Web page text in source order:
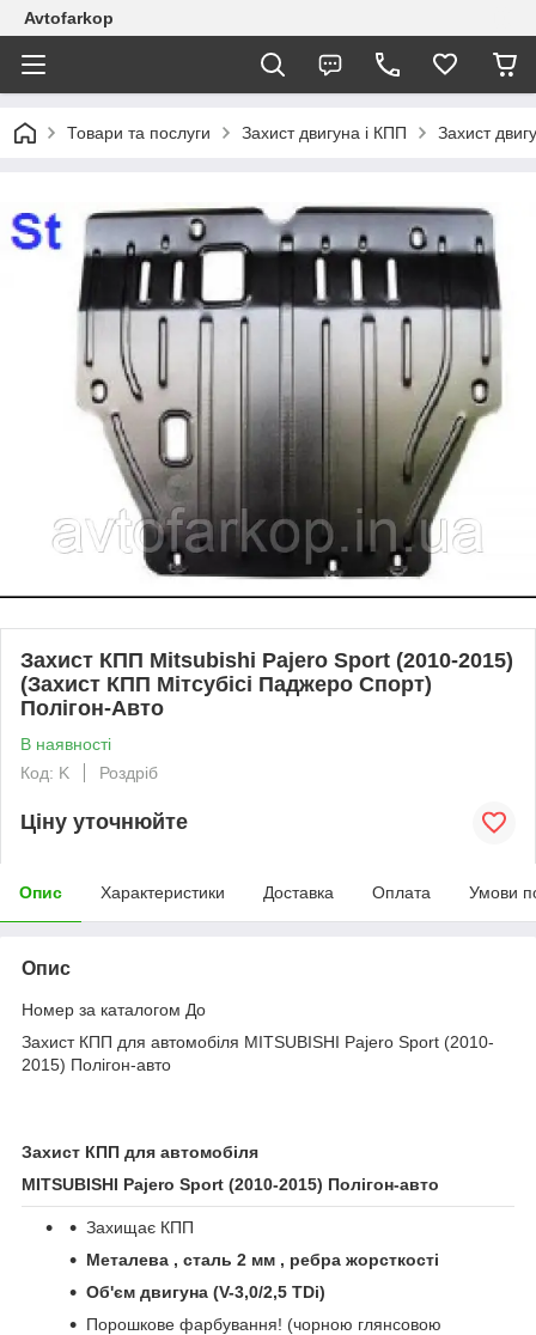
Avtofarkop
Товари та послуги Захист двигуна і КПП Захист
Захист КПП Mitsubishi Pajero Sport (2010-2015)
(Захист КПП Мітсубісі Паджеро Спорт)
Полігон-Авто
В наявності
Код: K
Роздріб
Ціну уточнюйте
Опис Характеристики Доставка Оплата Умови
Опис
Номер за каталогом До
Захист КПП для автомобіля MITSUBISHI Pajero Sport (2010-
2015) Полігон-авто
Захист КПП для автомобіля
MITSUBISHI Pajero Sport (2010-2015) Полігон-авто
Захищає КПП
Металева , сталь 2 мм , ребра жорсткості
Об'єм двигуна (V-3,0/2,5 TDi)
Порошкове фарбування! (чорною глянсовою